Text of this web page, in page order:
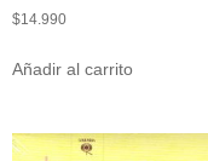
$14.990
Añadir al carrito